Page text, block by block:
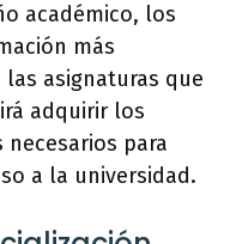
académico, los
más
asignaturas que
adquirir los
para
a la universidad.